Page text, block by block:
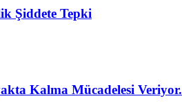
Şiddete Tepki
Kalma Mücadelesi Veriyor.